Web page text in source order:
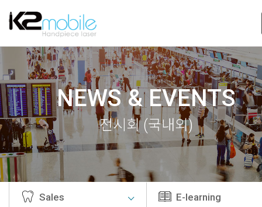
NEWS & EVENTS
전시회 (국내외)
Sales E-learning